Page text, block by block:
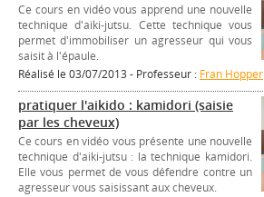
Ce cours en vidéo vous apprend une nouvelle
technique d'aiki-jutsu. Cette technique vous
permet d'immobiliser un agresseur qui vous
saisit à l'épaule.
Réalisé le 03/07/2013 - Professeur : Fran Hopper
pratiquer l'aikido : kamidori (saisie
par les cheveux)
Ce cours en vidéo vous présente une nouvelle
technique d'aiki-jutsu : la technique kamidori.
Elle vous permet de vous défendre contre un
agresseur vous saisissant aux cheveux.